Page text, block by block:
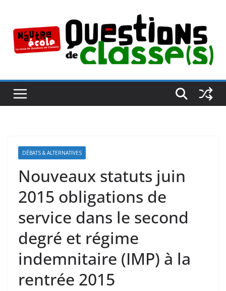
contenu
DÉBATS & ALTERNATIVES
Nouveaux statuts juin
2015 obligations de
service dans le second
degré et régime
indemnitaire (IMP) à la
rentrée 2015